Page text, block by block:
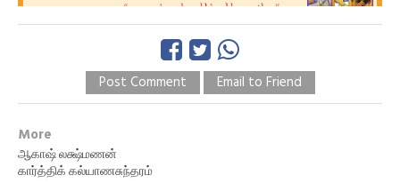
Post Comment Email to Friend
More
ஆகாஷ் லக்ஷ்மணன்
கார்த்திக் கல்யாணசுந்தரம்